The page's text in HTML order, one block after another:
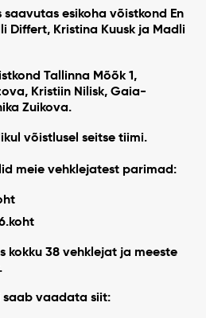
esikoha võistkond En
Differt, Kristina Kuusk ja Madli
Tallinna Mõõk 1,
Kristiin Nilisk, Gaia-
Zuikova.
võistlusel seitse tiimi.
meie vehklejatest parimad:
kokku 38 vehklejat ja meeste
saab vaadata siit: